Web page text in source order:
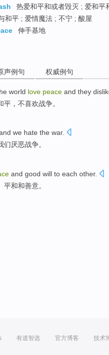
热爱和平和或者毁灭 ; 爱和平
和平 ; 爱情魔法 ; 不宁 ; 酸屋
伸手基地
声例句 权威例句
world love peace and they
，不喜欢战争。
we hate the war.
们厌恶战争。
and good will to each other.
平和和善意。
有道智选 官方博客 技术